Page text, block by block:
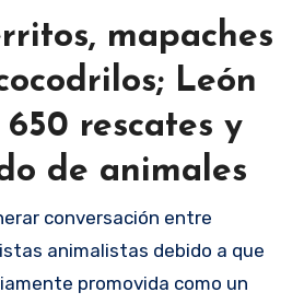
mapaches
León
rescates y
de animales
conversación entre
animalistas debido a que
promovida como un